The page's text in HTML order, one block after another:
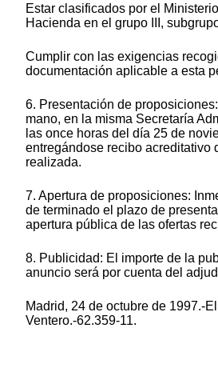
Estar clasificados por el
Hacienda en el grupo III,
Cumplir con las exigencias
documentación aplicable a esta
6. Presentación de
mano, en la misma Secretaría
las once horas del día 25 de
entregándose recibo acreditativo
realizada.
7. Apertura de proposiciones:
de terminado el plazo de
apertura pública de las ofertas
8. Publicidad: El importe de la
anuncio será por cuenta del
Madrid, 24 de octubre de 1997.-
Ventero.-62.359-11.